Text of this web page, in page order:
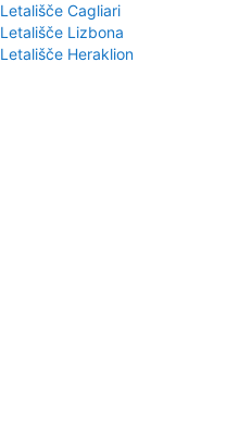
Letališče Cagliari
Letališče Lizbona
Letališče Heraklion